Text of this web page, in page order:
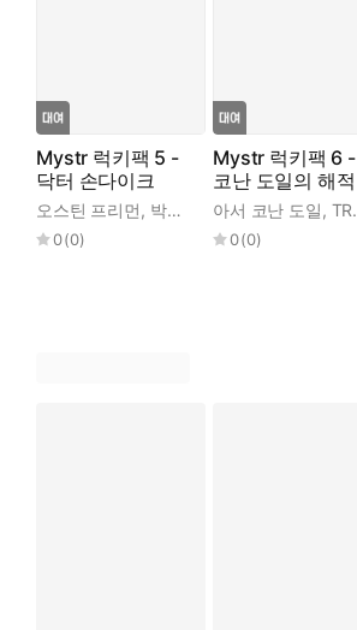
Mystr 럭키팩 5 -
닥터 손다이크
오스틴 프리먼, 박종호
0(0)
Mystr 럭키팩 6 -
코난 도일의 해적
아서 코난 도일, TR 클럽
0(0)